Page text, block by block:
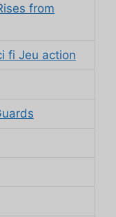
from
fi Jeu action